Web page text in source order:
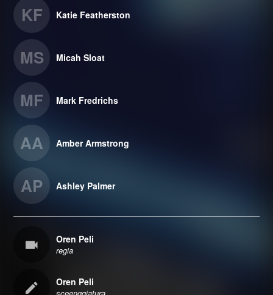
KF Katie Featherston
MS Micah Sloat
MF Mark Fredrichs
AA Amber Armstrong
AP Ashley Palmer
Oren Peli
regia
Oren Peli
sceenggiatura